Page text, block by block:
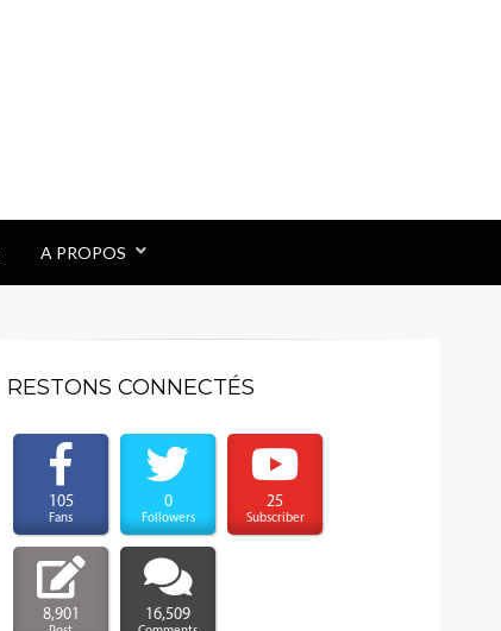
A PROPOS
RESTONS CONNECTÉS
105
Fans
0
Followers
25
Subscriber
8,901 16,509